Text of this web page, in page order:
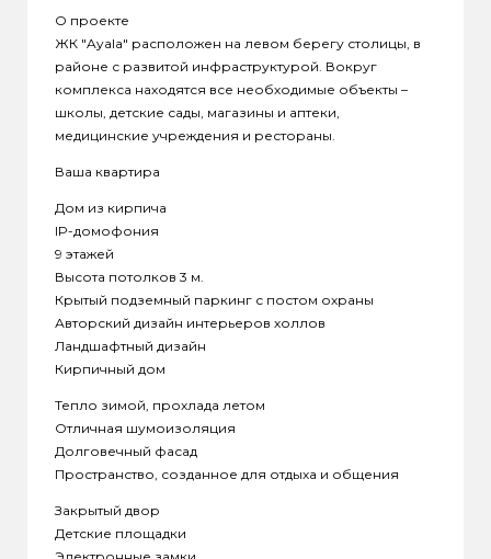
О проекте
ЖК "Ayala" расположен на левом берегу столицы, в
районе с развитой инфраструктурой. Вокруг
комплекса находятся все необходимые объекты –
школы, детские сады, магазины и аптеки,
медицинские учреждения и рестораны.
Ваша квартира
Дом из кирпича
IP-домофония
9 этажей
Высота потолков 3 м.
Крытый подземный паркинг с постом охраны
Авторский дизайн интерьеров холлов
Ландшафтный дизайн
Кирпичный дом
Тепло зимой, прохлада летом
Отличная шумоизоляция
Долговечный фасад
Пространство, созданное для отдыха и общения
Закрытый двор
Детские площадки